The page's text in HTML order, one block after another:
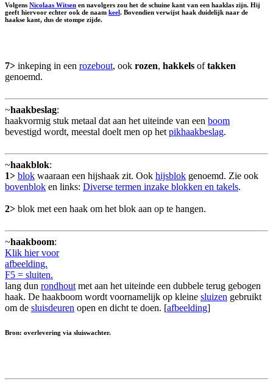
Volgens Nicolaas Witsen en navolgers zou het de schuine kant van een haaklas zijn. Hij
geeft hiervoor echter ook de naam keel. Bovendien verwijst haak duidelijk naar de
haakse kant, dus de stompe zijde.
7> inkeping in een rozebout, ook rozen, hakkels oftakken
genoemd.
~haakbeslag:
haakvormig stuk metaal dat aan het uiteinde van een boom
bevestigd wordt, meestal doelt men op het pikhaakbeslag.
~haakblok:
1> blok waaraan een hijshaak zit. Ook hijsblok genoemd. Zie ook
bovenblok en links: Diverse termen inzake blokken en takels.
2> blok met een haak om het blok aan op te hangen.
~haakboom:
Klik hier voor
afbeelding.
F5 = sluiten.
lang dun rondhout met aan het uiteinde een dubbele terug gebogen
haak. De haakboom wordt voornamelijk op kleine sluizen gebruikt
om de sluisdeuren open en dicht te doen. [afbeelding]
Bron: overlevering via sluiswachter.